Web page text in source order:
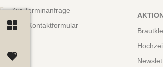
Zur Terminanfrage
Zum Kontaktformular